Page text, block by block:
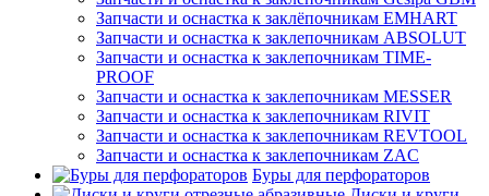
Запчасти и оснастка к заклёпочникам EMHART
Запчасти и оснастка к заклепочникам ABSOLUT
Запчасти и оснастка к заклепочникам TIME-
PROOF
Запчасти и оснастка к заклепочникам MESSER
Запчасти и оснастка к заклепочникам RIVIT
Запчасти и оснастка к заклепочникам REVTOOL
Запчасти и оснастка к заклепочникам ZAC
Буры для перфораторов